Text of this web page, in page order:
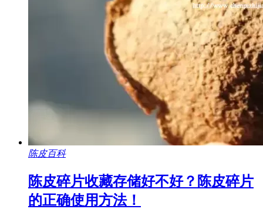
陈皮百科
陈皮碎片收藏存储好不好？陈皮碎片
的正确使用方法！